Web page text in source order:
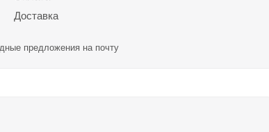
Доставка
предложения на почту